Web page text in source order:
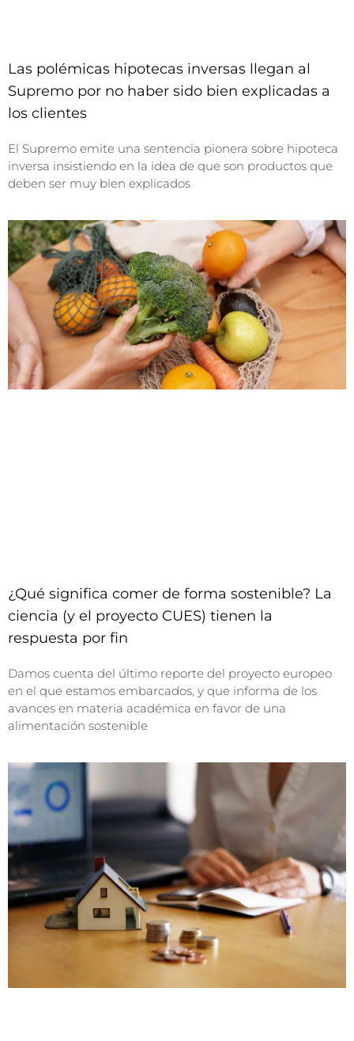
Las polémicas hipotecas inversas llegan al
Supremo por no haber sido bien explicadas a
los clientes
El Supremo emite una sentencia pionera sobre hipoteca
inversa insistiendo en la idea de que son productos que
deben ser muy bien explicados
¿Qué significa comer de forma sostenible? La
ciencia (y el proyecto CUES) tienen la
respuesta por fin
Damos cuenta del último reporte del proyecto europeo
en el que estamos embarcados, y que informa de los
avances en materia académica en favor de una
alimentación sostenible